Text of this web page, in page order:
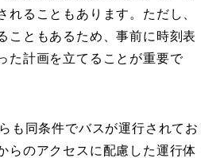
れることもあります。ただし、
こともあるため、事前に時刻表
た計画を立てることが重要で
も同条件でバスが運行されてお
らのアクセスに配慮した運行体